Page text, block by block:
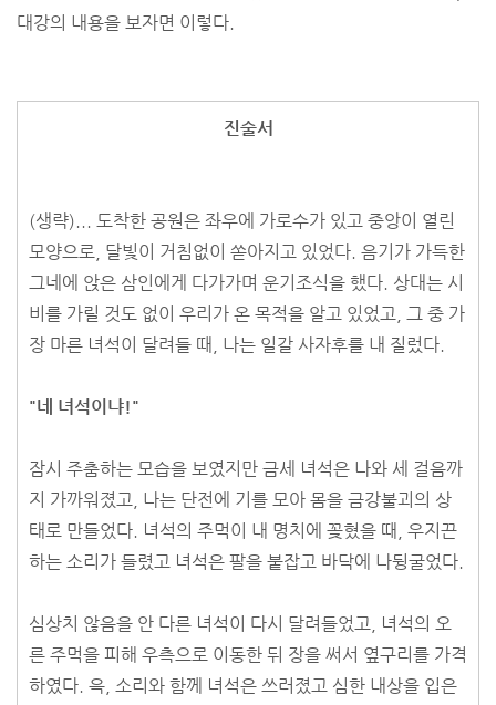
대강의 내용을 보자면 이렇다.
진술서
(생략)... 도착한 공원은 좌우에 가로수가 있고 중앙이 열린
모양으로, 달빛이 거침없이 쏟아지고 있었다. 음기가 가득한
그네에 앉은 삼인에게 다가가며 운기조식을 했다. 상대는 시
비를 가릴 것도 없이 우리가 온 목적을 알고 있었고, 그 중 가
장 마른 녀석이 달려들 때, 나는 일갈 사자후를 내 질렀다.
"네 녀석이냐!"
잠시 주춤하는 모습을 보였지만 금세 녀석은 나와 세 걸음까
지 가까워졌고, 나는 단전에 기를 모아 몸을 금강불괴의 상
태로 만들었다. 녀석의 주먹이 내 명치에 꽂혔을 때, 우지끈
하는 소리가 들렸고 녀석은 팔을 붙잡고 바닥에 나뒹굴었다.
심상치 않음을 안 다른 녀석이 다시 달려들었고, 녀석의 오
른 주먹을 피해 우측으로 이동한 뒤 장을 써서 옆구리를 가격
하였다. 윽, 소리와 함께 녀석은 쓰러졌고 심한 내상을 입은